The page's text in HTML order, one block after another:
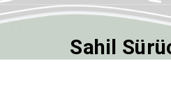
Sahil